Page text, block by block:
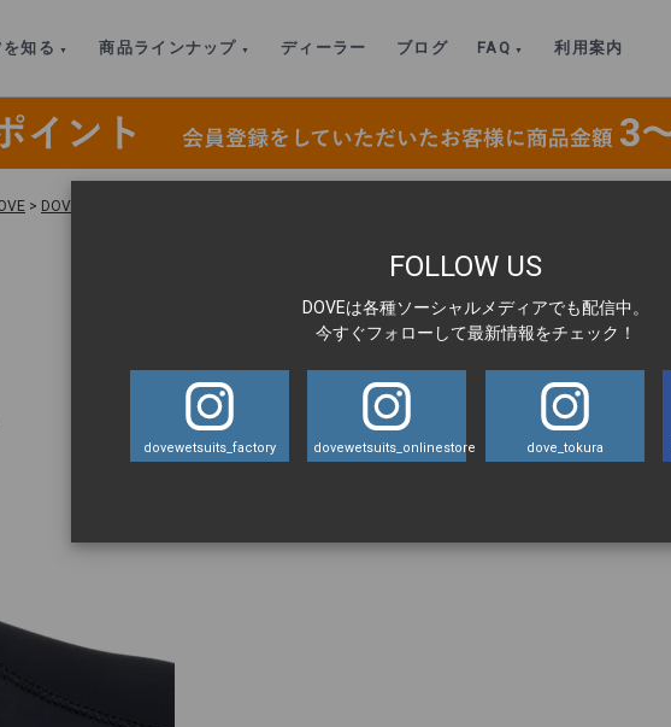
知る 商品ラインナップ ディーラー ブログ FAQ 利用案内
> DOVEオリジナル HOT SUITS専用フットウォーマー 2mm
FOLLOW US
DOVEは各種ソーシャルメディアでも配信中。
今すぐフォローして最新情報をチェック！
dovewetsuits_factory dovewetsuits_onlinestore dove_tokura